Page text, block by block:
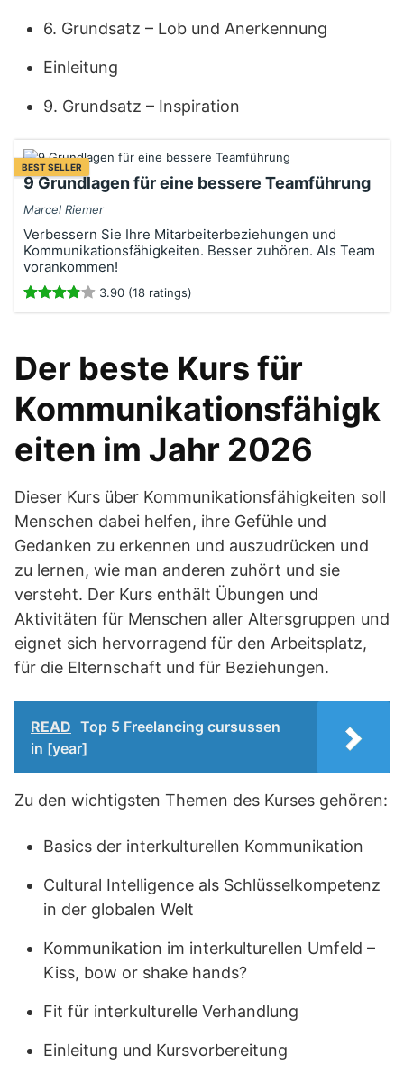
6. Grundsatz – Lob und Anerkennung
Einleitung
9. Grundsatz – Inspiration
BEST SELLER
9 Grundlagen für eine bessere Teamführung
Marcel Riemer
Verbessern Sie Ihre Mitarbeiterbeziehungen und
Kommunikationsfähigkeiten. Besser zuhören. Als Team
vorankommen!
3.90 (18 ratings)
Der beste Kurs für
Kommunikationsfähigk
eiten im Jahr 2026
Dieser Kurs über Kommunikationsfähigkeiten soll
Menschen dabei helfen, ihre Gefühle und
Gedanken zu erkennen und auszudrücken und
zu lernen, wie man anderen zuhört und sie
versteht. Der Kurs enthält Übungen und
Aktivitäten für Menschen aller Altersgruppen und
eignet sich hervorragend für den Arbeitsplatz,
für die Elternschaft und für Beziehungen.
READ Top 5 Freelancing cursussen
in [year]
Zu den wichtigsten Themen des Kurses gehören:
Basics der interkulturellen Kommunikation
Cultural Intelligence als Schlüsselkompetenz
in der globalen Welt
Kommunikation im interkulturellen Umfeld –
Kiss, bow or shake hands?
Fit für interkulturelle Verhandlung
Einleitung und Kursvorbereitung